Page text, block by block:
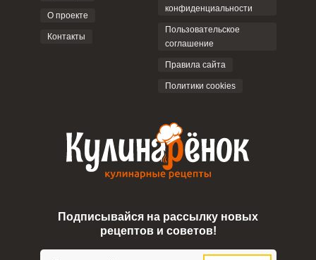
О проекте
Контакты
конфиденциальности
Пользовательское
соглашение
Правила сайта
Политики cookies
Подписывайся на рассылку новых
рецептов и советов!